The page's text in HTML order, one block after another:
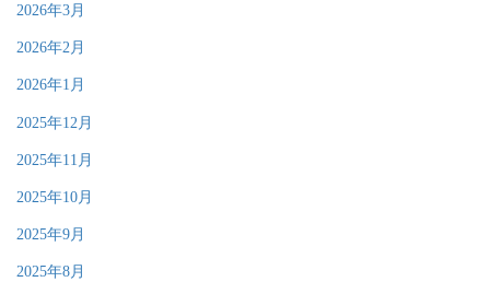
2026年3月
2026年2月
2026年1月
2025年12月
2025年11月
2025年10月
2025年9月
2025年8月